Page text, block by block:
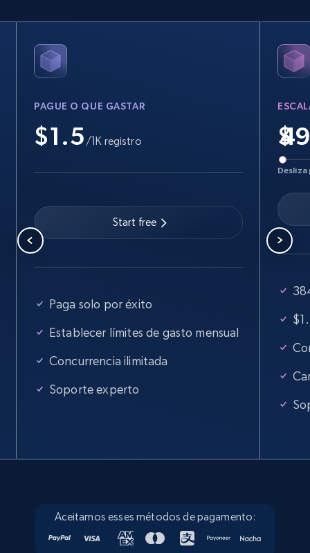
PAGUE O QUE GASTAR
$1.5 /1K registro
Start free
Paga solo por éxito
Establecer límites de gasto mensual
Concurrencia ilimitada
Soporte experto
$
Desliza
Aceitamos esses métodos de pagamento: